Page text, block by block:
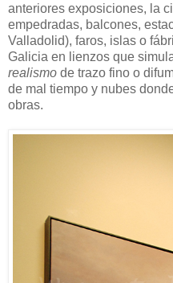
anteriores exposiciones, la
empedradas, balcones,
Valladolid), faros, islas o
Galicia en lienzos que
realismo de trazo fino o
de mal tiempo y nubes
obras.